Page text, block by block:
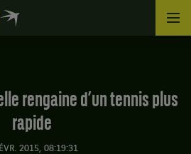
rapide
2015, 08:19:31